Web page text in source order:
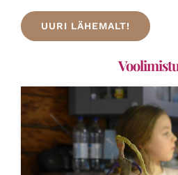
UURI LÄHEMALT!